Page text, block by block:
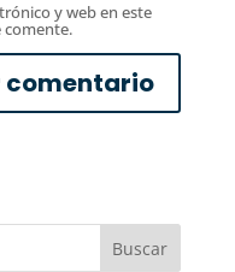
y web en este
comente.